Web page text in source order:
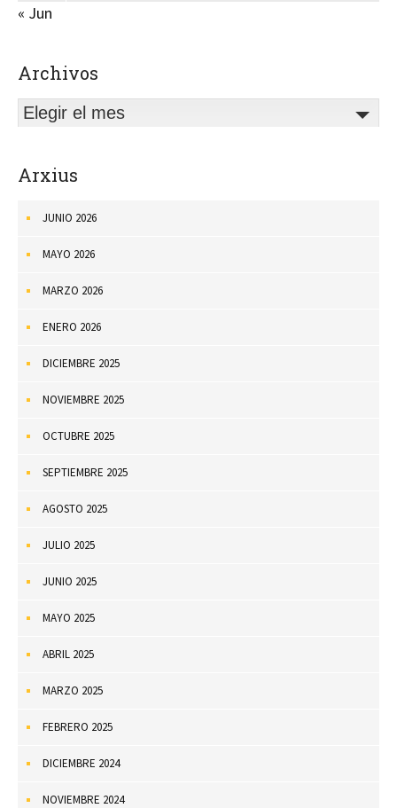
« Jun
Archivos
Elegir el mes
Arxius
JUNIO 2026
MAYO 2026
MARZO 2026
ENERO 2026
DICIEMBRE 2025
NOVIEMBRE 2025
OCTUBRE 2025
SEPTIEMBRE 2025
AGOSTO 2025
JULIO 2025
JUNIO 2025
MAYO 2025
ABRIL 2025
MARZO 2025
FEBRERO 2025
DICIEMBRE 2024
NOVIEMBRE 2024